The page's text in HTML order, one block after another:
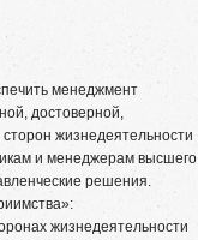
менеджмент
достоверной,
жизнедеятельности
и менеджерам высшего
решения.
жизнедеятельности